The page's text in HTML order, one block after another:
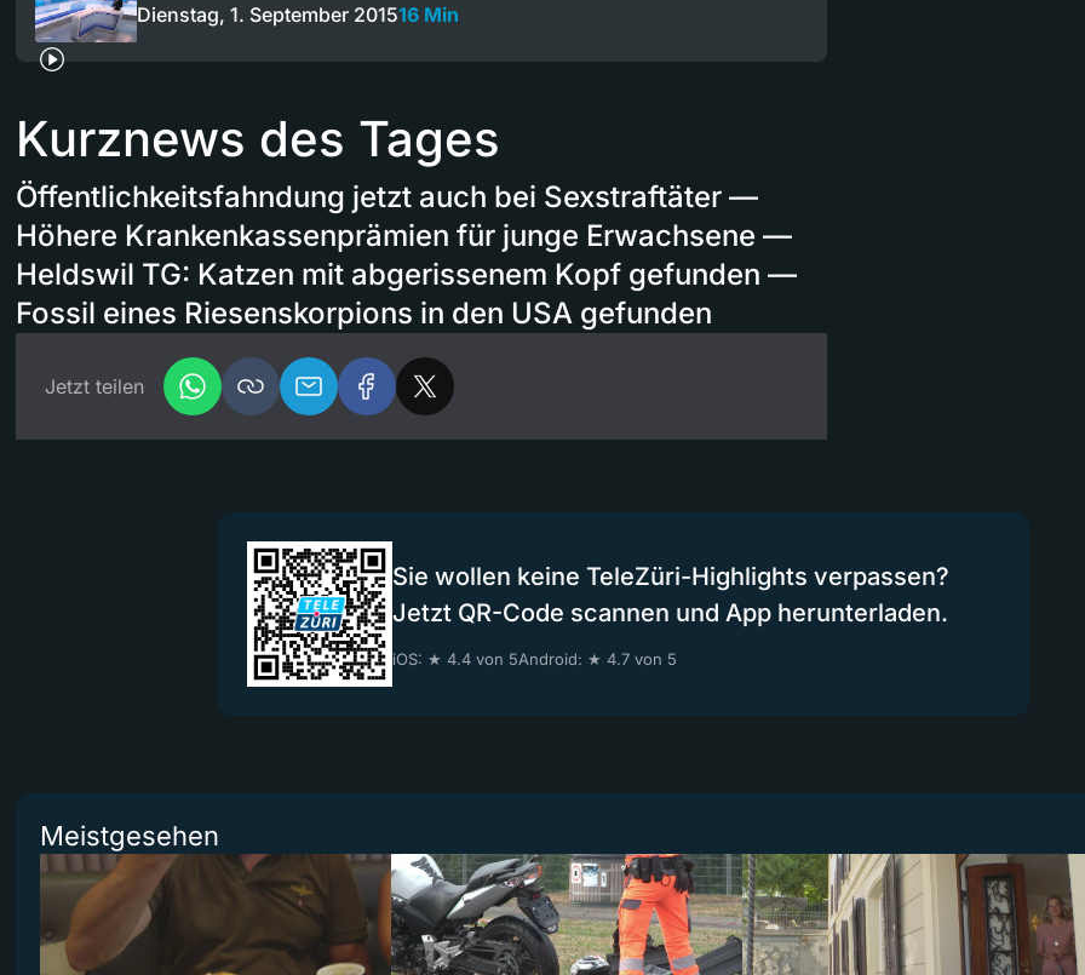
Dienstag, 1. September 201516 Min
Kurznews des Tages
Öffentlichkeitsfahndung jetzt auch bei Sexstraftäter —
Höhere Krankenkassenprämien für junge Erwachsene —
Heldswil TG: Katzen mit abgerissenem Kopf gefunden —
Fossil eines Riesenskorpions in den USA gefunden
Jetzt teilen
Sie wollen keine TeleZüri-Highlights verpassen?
Jetzt QR-Code scannen und App herunterladen.
iOS: ★ 4.4 von 5Android: ★ 4.7 von 5
Meistgesehen